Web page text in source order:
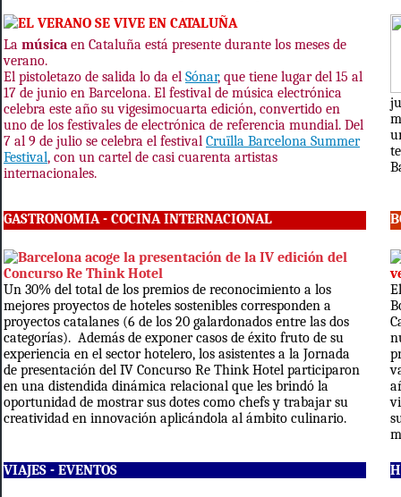
EL VERANO SE VIVE EN CATALUÑA
La música en Cataluña está presente durante los meses de
verano.
El pistoletazo de salida lo da el Sónar, que tiene lugar del 15 al
17 de junio en Barcelona. El festival de música electrónica
celebra este año su vigesimocuarta edición, convertido en
uno de los festivales de electrónica de referencia mundial. Del
7 al 9 de julio se celebra el festival Cruïlla Barcelona Summer
Festival, con un cartel de casi cuarenta artistas
internacionales.
GASTRONOMIA - COCINA INTERNACIONAL
Barcelona acoge la presentación de la IV edición del
Concurso Re Think Hotel
Un 30% del total de los premios de reconocimiento a los
mejores proyectos de hoteles sostenibles corresponden a
proyectos catalanes (6 de los 20 galardonados entre las dos
categorías). Además de exponer casos de éxito fruto de su
experiencia en el sector hotelero, los asistentes a la Jornada
de presentación del IV Concurso Re Think Hotel participaron
en una distendida dinámica relacional que les brindó la
oportunidad de mostrar sus dotes como chefs y trabajar su
creatividad en innovación aplicándola al ámbito culinario.
VIAJES - EVENTOS